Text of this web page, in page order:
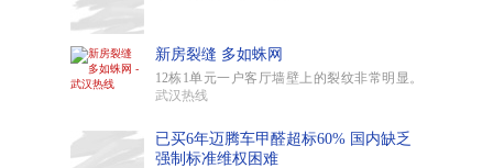
新房裂缝 多如蛛网
12栋1单元一户客厅墙壁上的裂纹非常明显。
武汉热线
已买6年迈腾车甲醛超标60% 国内缺乏
强制标准维权困难